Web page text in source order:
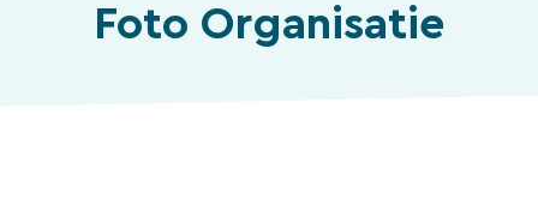
Foto Organisatie